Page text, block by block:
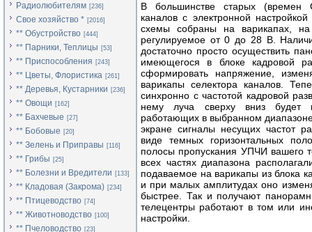
Радиолюбителям [236]
Свое хозяйство * [2016]
** Обустройство [444]
** Парники, Теплицы [53]
** Приспособления [243]
** Цветы, Флористика [261]
** Деревья, Кустарники [236]
** Овощи [162]
** Бахчевые [27]
** Бобовые [20]
** Зелень и Приправы [116]
** Грибы [25]
** Болезни и Вредители [133]
** Кладовая (Закрома) [234]
** Птицеводство [74]
** Животноводство [100]
** Пчеловодство [23]
В большинстве старых (времен
каналов с электронной
схемы собраны на варикапах, на
регулируемое от 0 до 28 В.
достаточно просто осуществить
имеющегося в блоке кадровой
сформировать напряжение,
варикапы селектора каналов.
синхронно с частотой кадровой
нему луча сверху вниз будет
работающих в выбранном
экране сигналы несущих частот
виде темных горизонтальных
полосы пропускания УПЧИ вашего
всех частях диапазона
подаваемое на варикапы из блока
и при малых амплитудах оно
быстрее. Так и получают
телецентры работают в том или
настройки.